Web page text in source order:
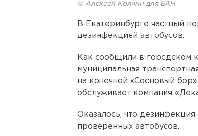
© Алексей Колчин для ЕАН
В Екатеринбурге частный
дезинфекцией автобусов.
Как сообщили в городском
муниципальная
на конечной «Сосновый
обслуживает компания
Оказалось, что
проверенных автобусов.